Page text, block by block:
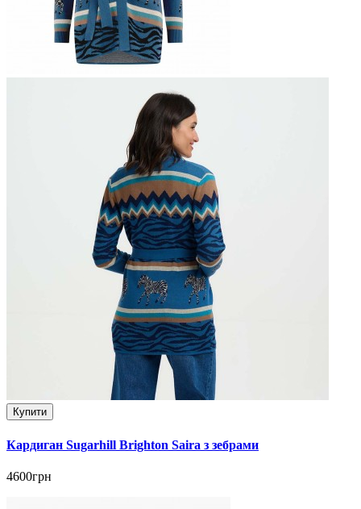
Купити
Кардиган Sugarhill Brighton Saira з зебрами
4600грн